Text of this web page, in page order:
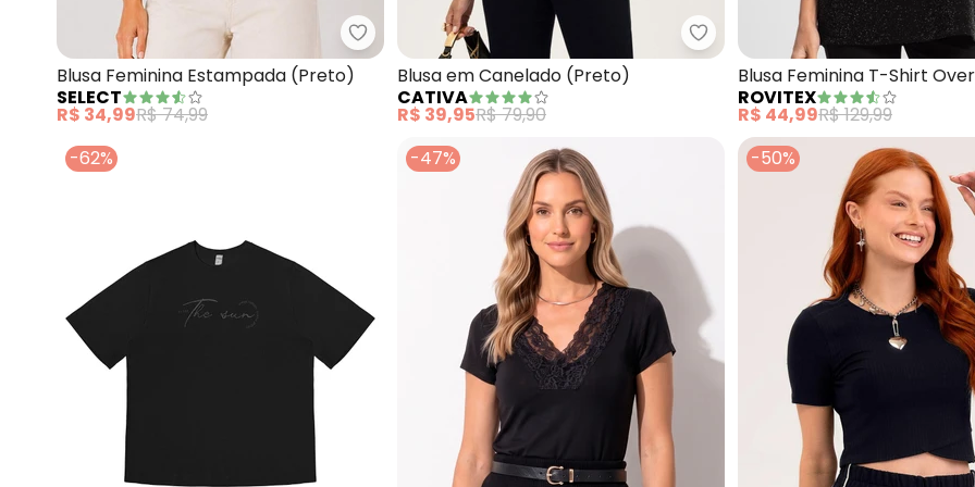
Select - Blusa Feminina Estampada (Preto)
Blusa Feminina Estampada (Preto)
SELECT
R$ 34,99R$ 74,99
Cativa - Blusa em Canelado
Blusa em Canelado (Preto)
CATIVA
R$ 39,95R$ 79,90
Blusa Feminina T-Shirt
ROVITEX
R$ 44,99R$ 129,99
-62%
-47% -50%